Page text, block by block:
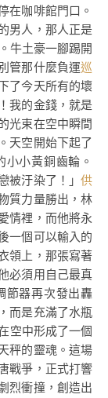
在咖啡館門口。
男人，那人正是
牛土豪一腳踢開
管那什麼負運巡
了今天所有的壞
我的金錢，就是
光束在空中瞬間
天空開始下起了
小黃銅齒輪。
被汙染了！」 供
質力量勝出，林
情裡，而他將永
一個可以輸入的
領上，那張寫著
必須用自己最真
節器再次發出轟
而是充滿了水瓶
空中形成了一個
秤的靈魂。這場
戰爭，正式打響
烈衝撞，創造出